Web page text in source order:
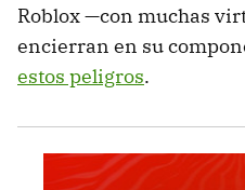
Roblox —con muchas
encierran en su
estos peligros.